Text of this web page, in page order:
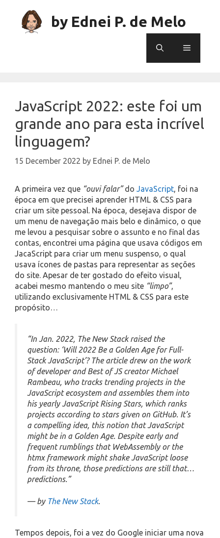
content
by Ednei P. de Melo
Menu
JavaScript 2022: este foi um
grande ano para esta incrível
linguagem?
15 December 2022 by Ednei P. de Melo
A primeira vez que “ouvi falar”do JavaScript, foi na
época em que precisei aprender HTML & CSS para
criar um site pessoal. Na época, desejava dispor de
um menu de navegação mais belo e dinâmico, o que
me levou a pesquisar sobre o assunto e no final das
contas, encontrei uma página que usava códigos em
JacaScript para criar um menu suspenso, o qual
usava ícones de pastas para representar as seções
do site. Apesar de ter gostado do efeito visual,
acabei mesmo mantendo o meu site “limpo”,
utilizando exclusivamente HTML & CSS para este
propósito…
“In Jan. 2022, The New Stack raised the
question: ‘Will 2022 Be a Golden Age for Full-
Stack JavaScript’? The article drew on the work
of developer and Best of JS creator Michael
Rambeau, who tracks trending projects in the
JavaScript ecosystem and assembles them into
his yearly JavaScript Rising Stars, which ranks
projects according to stars given on GitHub. It’s
a compelling idea, this notion that JavaScript
might be in a Golden Age. Despite early and
frequent rumblings that WebAssembly or the
htmx framework might shake JavaScript loose
from its throne, those predictions are still that…
predictions.”
— by The New Stack.
Tempos depois, foi a vez do Google iniciar uma nova